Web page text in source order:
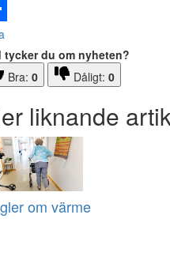
tycker du om nyheten?
Bra: 0 Dåligt: 0
liknande
om värme